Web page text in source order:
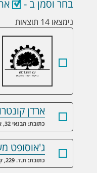
בחר וסמן ב -
נימצאו 14 תוצאות
ארדן
כתובת: הבנאי 32, א.ת. חולון 58856
ג'אוסופט
כתובת: ת.ד. 229, קרית מוצקין 26114